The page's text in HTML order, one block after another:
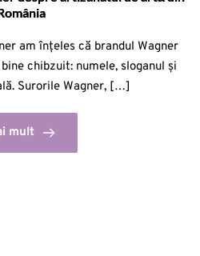
am înțeles că brandul Wagner
chibzuit: numele, sloganul și
Surorile Wagner, […]
mult